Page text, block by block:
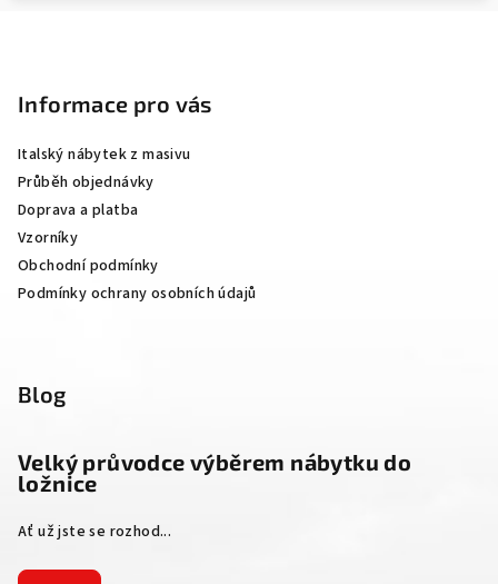
Informace pro vás
Italský nábytek z masivu
Průběh objednávky
Doprava a platba
Vzorníky
Obchodní podmínky
Podmínky ochrany osobních údajů
Blog
Velký průvodce výběrem nábytku do
ložnice
Ať už jste se rozhod...